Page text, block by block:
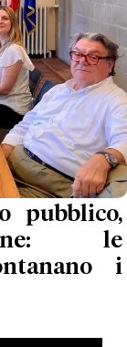
pubblico,
le
i